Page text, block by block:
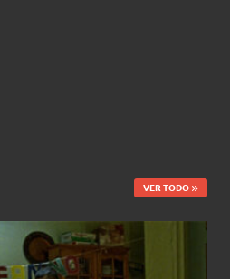
VER TODO